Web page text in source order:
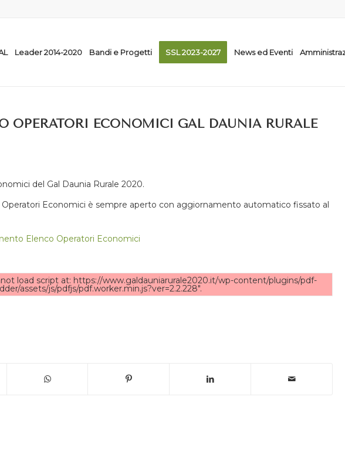
Leader 2014-2020 Bandi e Progetti SSL 2023-2027 News ed Eventi
OPERATORI ECONOMICI GAL DAUNIA RURALE
del Gal Daunia Rurale 2020.
Operatori Economici è sempre aperto con aggiornamento automatico fissato al
Elenco Operatori Economici
load script at: https://www.galdauniarurale2020.it/wp-content/plugins/pdf-
assets/js/pdfjs/pdf.worker.min.js?ver=2.2.228".